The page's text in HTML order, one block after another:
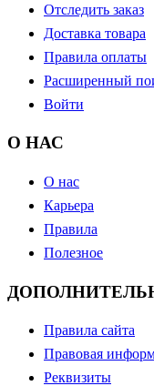
Отследить заказ
Доставка товара
Правила оплаты
Расширенный
Войти
О НАС
О нас
Карьера
Правила
Полезное
Правила сайта
Правовая
Реквизиты